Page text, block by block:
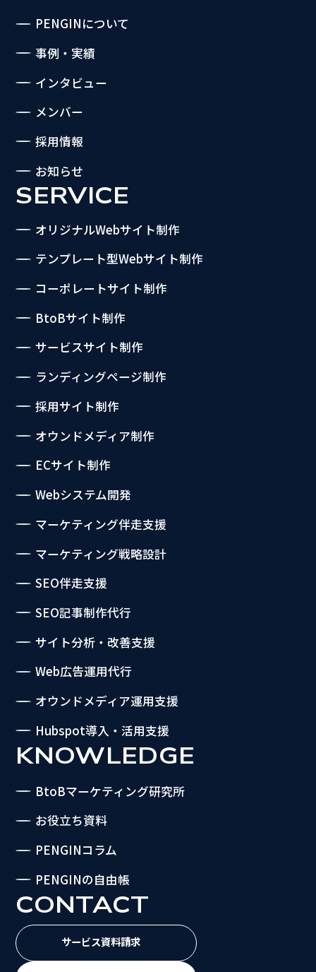
PENGINについて
事例・実績
インタビュー
メンバー
採用情報
お知らせ
SERVICE
オリジナルWebサイト制作
テンプレート型Webサイト制作
コーポレートサイト制作
BtoBサイト制作
サービスサイト制作
ランディングページ制作
採用サイト制作
オウンドメディア制作
ECサイト制作
Webシステム開発
マーケティング伴走支援
マーケティング戦略設計
SEO伴走支援
SEO記事制作代行
サイト分析・改善支援
Web広告運用代行
オウンドメディア運用支援
Hubspot導入・活用支援
KNOWLEDGE
BtoBマーケティング研究所
お役立ち資料
PENGINコラム
PENGINの自由帳
CONTACT
サービス資料請求